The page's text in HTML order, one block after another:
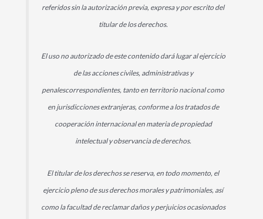
referidos sin la autorización previa, expresa y por escrito del
titular de los derechos.
El uso no autorizado de este contenido dará lugar al ejercicio
de las acciones civiles, administrativas y
penalescorrespondientes, tanto en territorio nacional como
en jurisdicciones extranjeras, conforme a los tratados de
cooperación internacional en materia de propiedad
intelectual y observancia de derechos.
El titular de los derechos se reserva, en todo momento, el
ejercicio pleno de sus derechos morales y patrimoniales, así
como la facultad de reclamar daños y perjuicios ocasionados